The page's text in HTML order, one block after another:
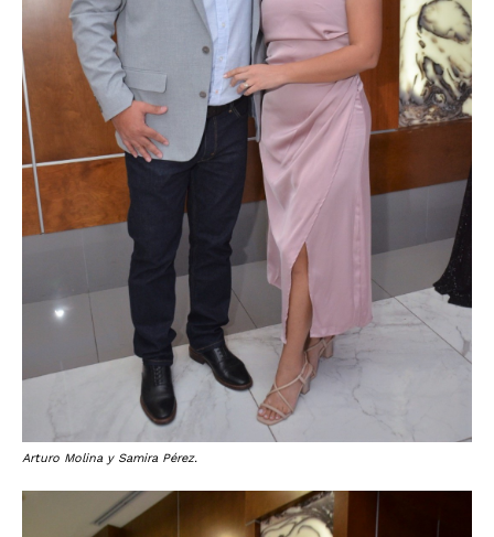
Arturo Molina y Samira Pérez.